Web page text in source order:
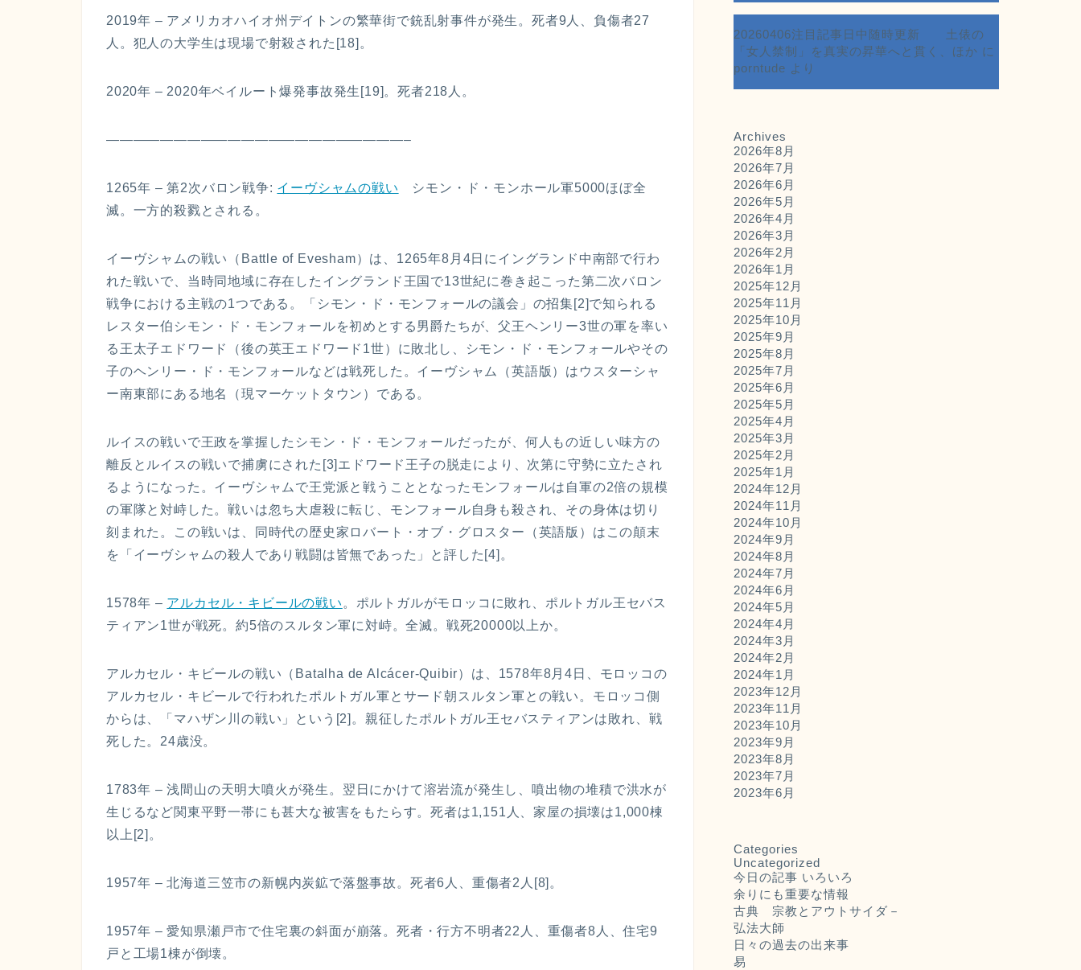
2019年 – アメリカオハイオ州デイトンの繁華街で銃乱射事件が発生。死者9人、負傷者27
人。犯人の大学生は現場で射殺された[18]。
2020年 – 2020年ベイルート爆発事故発生[19]。死者218人。
——————————————————————–
1265年 – 第2次バロン戦争: イーヴシャムの戦い シモン・ド・モンホール軍5000ほぼ全
滅。一方的殺戮とされる。
イーヴシャムの戦い（Battle of Evesham）は、1265年8月4日にイングランド中南部で行わ
れた戦いで、当時同地域に存在したイングランド王国で13世紀に巻き起こった第二次バロン
戦争における主戦の1つである。「シモン・ド・モンフォールの議会」の招集[2]で知られる
レスター伯シモン・ド・モンフォールを初めとする男爵たちが、父王ヘンリー3世の軍を率い
る王太子エドワード（後の英王エドワード1世）に敗北し、シモン・ド・モンフォールやその
子のヘンリー・ド・モンフォールなどは戦死した。イーヴシャム（英語版）はウスターシャ
ー南東部にある地名（現マーケットタウン）である。
ルイスの戦いで王政を掌握したシモン・ド・モンフォールだったが、何人もの近しい味方の
離反とルイスの戦いで捕虜にされた[3]エドワード王子の脱走により、次第に守勢に立たされ
るようになった。イーヴシャムで王党派と戦うこととなったモンフォールは自軍の2倍の規模
の軍隊と対峙した。戦いは忽ち大虐殺に転じ、モンフォール自身も殺され、その身体は切り
刻まれた。この戦いは、同時代の歴史家ロバート・オブ・グロスター（英語版）はこの顛末
を「イーヴシャムの殺人であり戦闘は皆無であった」と評した[4]。
1578年 – アルカセル・キビールの戦い 。ポルトガルがモロッコに敗れ、ポルトガル王セバス
ティアン1世が戦死。約5倍のスルタン軍に対峙。全滅。戦死20000以上か。
アルカセル・キビールの戦い（Batalha de Alcácer-Quibir）は、1578年8月4日、モロッコの
アルカセル・キビールで行われたポルトガル軍とサード朝スルタン軍との戦い。モロッコ側
からは、「マハザン川の戦い」という[2]。親征したポルトガル王セバスティアンは敗れ、戦
死した。24歳没。
1783年 – 浅間山の天明大噴火が発生。翌日にかけて溶岩流が発生し、噴出物の堆積で洪水が
生じるなど関東平野一帯にも甚大な被害をもたらす。死者は1,151人、家屋の損壊は1,000棟
以上[2]。
1957年 – 北海道三笠市の新幌内炭鉱で落盤事故。死者6人、重傷者2人[8]。
1957年 – 愛知県瀬戸市で住宅裏の斜面が崩落。死者・行方不明者22人、重傷者8人、住宅9
戸と工場1棟が倒壊。
20260406注目記事日中随時更新 土俵の
「女人禁制」を真実の昇華へと貫く、ほか に
porntude より
Archives
2026年8月
2026年7月
2026年6月
2026年5月
2026年4月
2026年3月
2026年2月
2026年1月
2025年12月
2025年11月
2025年10月
2025年9月
2025年8月
2025年7月
2025年6月
2025年5月
2025年4月
2025年3月
2025年2月
2025年1月
2024年12月
2024年11月
2024年10月
2024年9月
2024年8月
2024年7月
2024年6月
2024年5月
2024年4月
2024年3月
2024年2月
2024年1月
2023年12月
2023年11月
2023年10月
2023年9月
2023年8月
2023年7月
2023年6月
Categories
Uncategorized
今日の記事 いろいろ
余りにも重要な情報
古典 宗教とアウトサイダ－
弘法大師
日々の過去の出来事
易